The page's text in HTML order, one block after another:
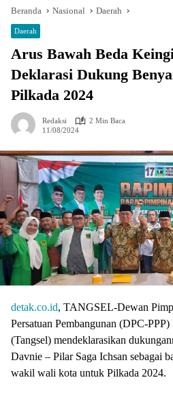
Beranda Nasional Daerah
Daerah
Arus Bawah Beda
Deklarasi Dukung
Pilkada 2024
Redaksi
2 Min Baca
11/08/2024
detak.co.id, TANGSEL-Dewan
Persatuan Pembangunan (DPC-
(Tangsel) mendeklarasikan
Davnie – Pilar Saga Ichsan sebagai
wakil wali kota untuk Pilkada 2024.